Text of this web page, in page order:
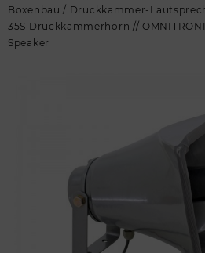
Boxenbau / Druckkammer-
35S Druckkammerhorn //
Speaker